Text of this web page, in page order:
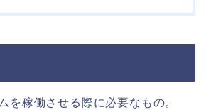
を稼働させる際に必要なもの。